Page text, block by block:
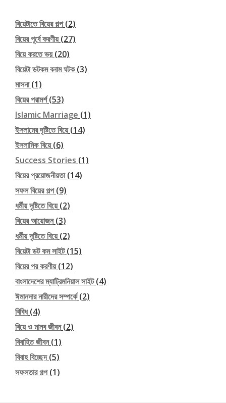
বিয়েটাতে বিয়ের গল্প(2)
বিয়ের পূর্বে করণীয়(27)
বিয়ে করতে ভয়(20)
বিয়েটা ডটকম বনাম ঘটক(3)
মাসনা(1)
বিয়ের পরামর্শ(53)
Islamic Marriage (1)
ইসলামের দৃষ্টিতে বিয়ে(14)
ইসলামিক বিয়ে(6)
Success Stories (1)
বিয়ের প্রয়োজনীয়তা(14)
সফল বিয়ের গল্প(9)
ধর্মীয় দৃষ্টিতে বিয়ে(2)
বিয়ের আয়োজন(3)
ধর্মীয় দৃষ্টিতে বিয়ে(2)
বিয়েটা ডট কম সাইট(15)
বিয়ের পর করণীয়(12)
বাংলাদেশের ম্যাট্রিমনিয়াল সাইট(4)
ঈমানদার নারীদের সম্পর্কে(2)
বিবিধ(4)
বিয়ে ও মানব জীবন(2)
বিবাহিত জীবন(1)
বিবাহ বিচ্ছেদ(5)
সফলতার গল্প(1)